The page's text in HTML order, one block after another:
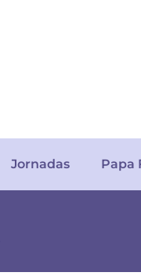
Jornadas Papa